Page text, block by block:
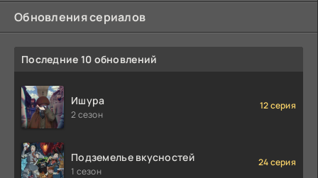
Обновления сериалов
Последние 10 обновлений
Ишура
2 сезон
12 серия
Подземелье вкусностей
1 сезон
24 серия